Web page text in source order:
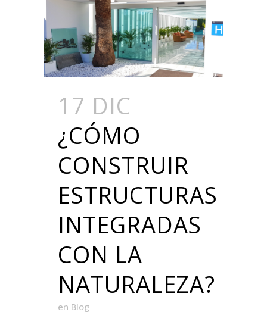
17 DIC
¿CÓMO
CONSTRUIR
ESTRUCTURAS
INTEGRADAS
CON LA
NATURALEZA?
en Blog